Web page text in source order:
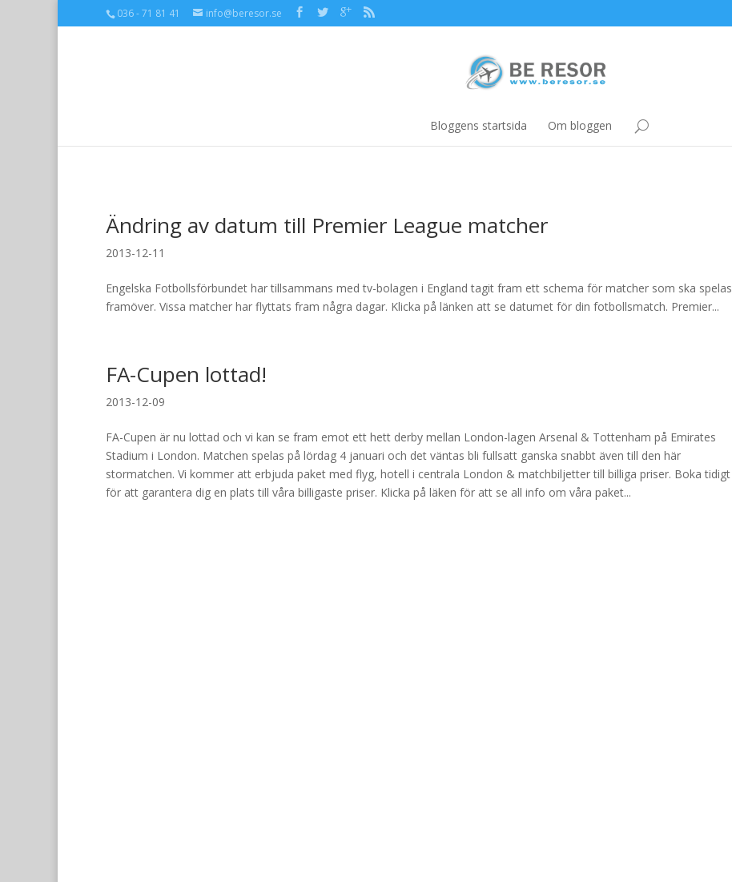
036 - 71 81 41 info@beresor.se
Bloggens startsida Om bloggen
Ändring av datum till Premier League matcher
2013-12-11
Engelska Fotbollsförbundet har tillsammans med tv-bolagen i England tagit fram ett schema för matcher som ska spelas
framöver. Vissa matcher har flyttats fram några dagar. Klicka på länken att se datumet för din fotbollsmatch. Premier...
FA-Cupen lottad!
2013-12-09
FA-Cupen är nu lottad och vi kan se fram emot ett hett derby mellan London-lagen Arsenal & Tottenham på Emirates
Stadium i London. Matchen spelas på lördag 4 januari och det väntas bli fullsatt ganska snabbt även till den här
stormatchen. Vi kommer att erbjuda paket med flyg, hotell i centrala London & matchbiljetter till billiga priser. Boka tidigt
för att garantera dig en plats till våra billigaste priser. Klicka på läken för att se all info om våra paket...